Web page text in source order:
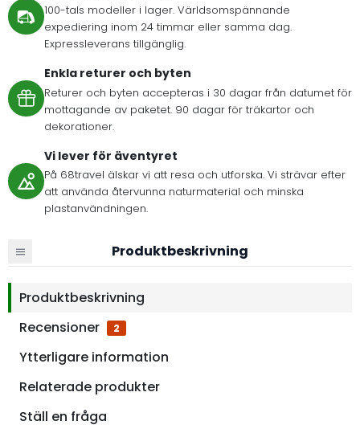
100-tals modeller i lager. Världsomspännande
expediering inom 24 timmar eller samma dag.
Expressleverans tillgänglig.
Enkla returer och byten
Returer och byten accepteras i 30 dagar från datumet för
mottagande av paketet. 90 dagar för träkartor och
dekorationer.
Vi lever för äventyret
På 68travel älskar vi att resa och utforska. Vi strävar efter
att använda återvunna naturmaterial och minska
plastanvändningen.
Produktbeskrivning
Produktbeskrivning
Recensioner
2
Ytterligare information
Relaterade produkter
Ställ en fråga